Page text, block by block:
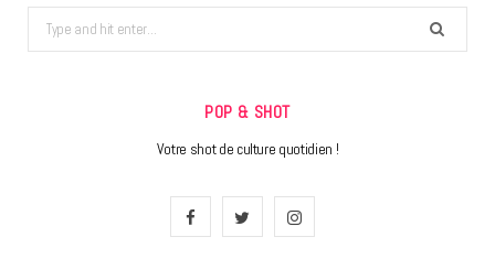
Search
for:
POP & SHOT
Votre shot de culture quotidien !
F
I